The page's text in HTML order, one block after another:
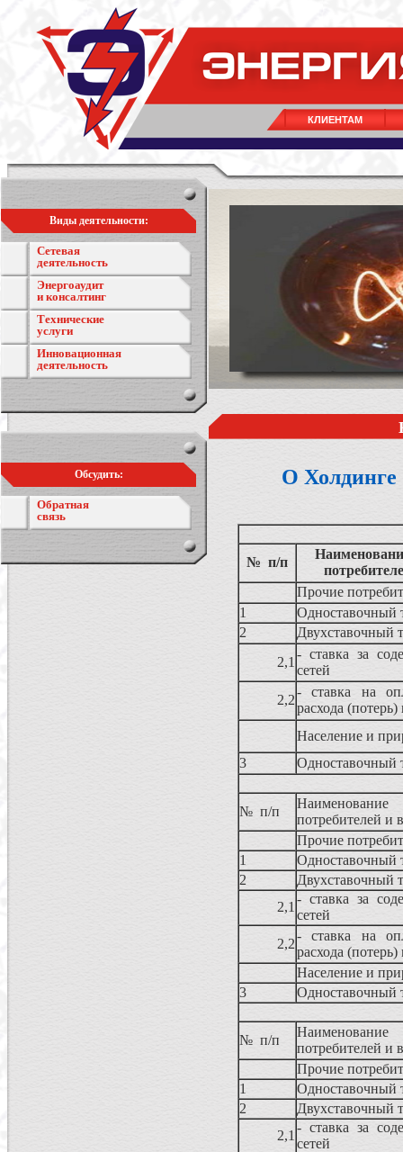
КЛИЕНТАМ
Виды деятельности:
Сетевая
деятельность
Энергоаудит
и консалтинг
Технические
услуги
Инновационная
деятельность
Обсудить:
Обратная
связь
О Холдинге
№ п/п
Прочие
1
Одноставочный
2
Двухставочный
2,1
- ставка за
сетей
2,2
- ставка на
расхода (потерь)
Население и
3
Одноставочный
№ п/п
потребителей и
Прочие
1
Одноставочный
2
Двухставочный
2,1
- ставка за
сетей
2,2
- ставка на
расхода (потерь)
Население и
3
Одноставочный
№ п/п
потребителей и
Прочие
1
Одноставочный
2
Двухставочный
2,1
- ставка за
сетей